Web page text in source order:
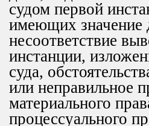
судом первой
имеющих значение
несоответствие
инстанции,
суда,
или неправильное
материального
процессуального